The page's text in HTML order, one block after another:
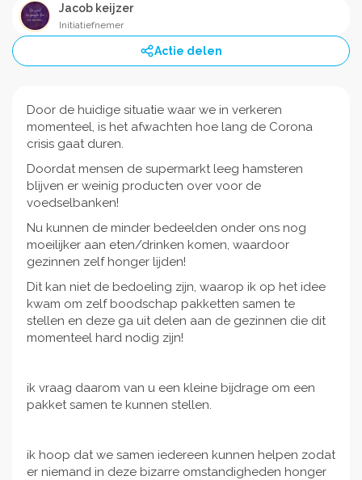
Jacob keijzer
Initiatiefnemer
Actie delen
Door de huidige situatie waar we in verkeren
momenteel, is het afwachten hoe lang de Corona
crisis gaat duren.
Doordat mensen de supermarkt leeg hamsteren
blijven er weinig producten over voor de
voedselbanken!
Nu kunnen de minder bedeelden onder ons nog
moeilijker aan eten/drinken komen, waardoor
gezinnen zelf honger lijden!
Dit kan niet de bedoeling zijn, waarop ik op het idee
kwam om zelf boodschap pakketten samen te
stellen en deze ga uit delen aan de gezinnen die dit
momenteel hard nodig zijn!
ik vraag daarom van u een kleine bijdrage om een
pakket samen te kunnen stellen.
ik hoop dat we samen iedereen kunnen helpen zodat
er niemand in deze bizarre omstandigheden honger